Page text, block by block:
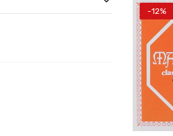
-12%